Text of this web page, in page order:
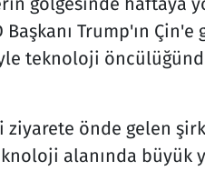
Başkanı Trump'ın
teknoloji
ziyarete önde gelen
alanında büyük